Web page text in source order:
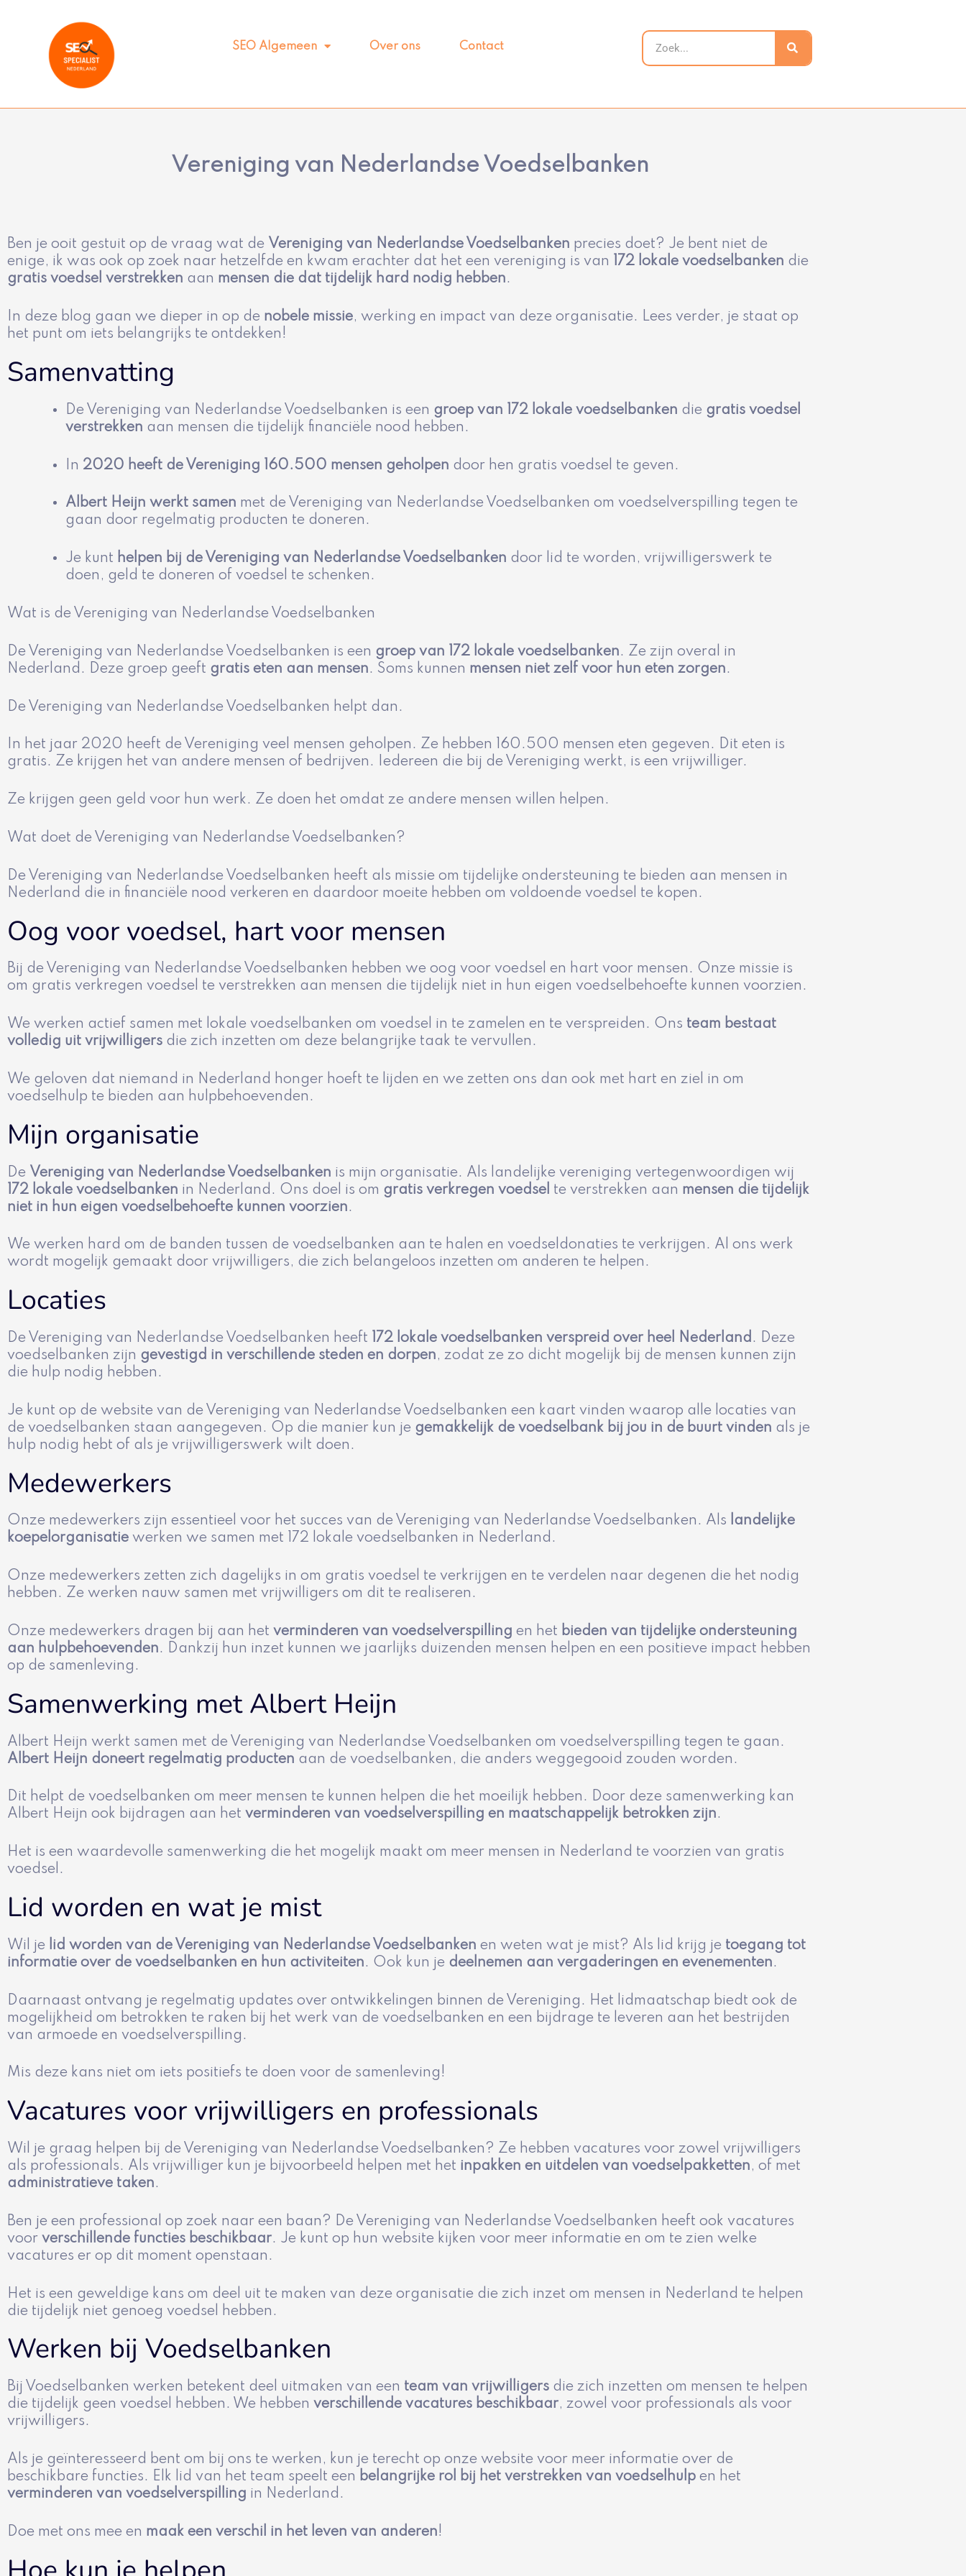
SEO Algemeen Over ons Contact
Zoeken
Vereniging van Nederlandse Voedselbanken
Ben je ooit gestuit op de vraag wat de Vereniging van Nederlandse Voedselbanken precies doet? Je bent niet de
enige, ik was ook op zoek naar hetzelfde en kwam erachter dat het een vereniging is van 172 lokale voedselbanken die
gratis voedsel verstrekken aan mensen die dat tijdelijk hard nodig hebben.
In deze blog gaan we dieper in op de nobele missie, werking en impact van deze organisatie. Lees verder, je staat op
het punt om iets belangrijks te ontdekken!
Samenvatting
De Vereniging van Nederlandse Voedselbanken is een groep van 172 lokale voedselbanken die gratis voedsel
verstrekken aan mensen die tijdelijk financiële nood hebben.
In 2020 heeft de Vereniging 160.500 mensen geholpen door hen gratis voedsel te geven.
Albert Heijn werkt samen met de Vereniging van Nederlandse Voedselbanken om voedselverspilling tegen te
gaan door regelmatig producten te doneren.
Je kunt helpen bij de Vereniging van Nederlandse Voedselbanken door lid te worden, vrijwilligerswerk te
doen, geld te doneren of voedsel te schenken.
Wat is de Vereniging van Nederlandse Voedselbanken
De Vereniging van Nederlandse Voedselbanken is een groep van 172 lokale voedselbanken. Ze zijn overal in
Nederland. Deze groep geeft gratis eten aan mensen. Soms kunnen mensen niet zelf voor hun eten zorgen.
De Vereniging van Nederlandse Voedselbanken helpt dan.
In het jaar 2020 heeft de Vereniging veel mensen geholpen. Ze hebben 160.500 mensen eten gegeven. Dit eten is
gratis. Ze krijgen het van andere mensen of bedrijven. Iedereen die bij de Vereniging werkt, is een vrijwilliger.
Ze krijgen geen geld voor hun werk. Ze doen het omdat ze andere mensen willen helpen.
Wat doet de Vereniging van Nederlandse Voedselbanken?
De Vereniging van Nederlandse Voedselbanken heeft als missie om tijdelijke ondersteuning te bieden aan mensen in
Nederland die in financiële nood verkeren en daardoor moeite hebben om voldoende voedsel te kopen.
Oog voor voedsel, hart voor mensen
Bij de Vereniging van Nederlandse Voedselbanken hebben we oog voor voedsel en hart voor mensen. Onze missie is
om gratis verkregen voedsel te verstrekken aan mensen die tijdelijk niet in hun eigen voedselbehoefte kunnen voorzien.
We werken actief samen met lokale voedselbanken om voedsel in te zamelen en te verspreiden. Ons team bestaat
volledig uit vrijwilligers die zich inzetten om deze belangrijke taak te vervullen.
We geloven dat niemand in Nederland honger hoeft te lijden en we zetten ons dan ook met hart en ziel in om
voedselhulp te bieden aan hulpbehoevenden.
Mijn organisatie
De Vereniging van Nederlandse Voedselbanken is mijn organisatie. Als landelijke vereniging vertegenwoordigen wij
172 lokale voedselbanken in Nederland. Ons doel is om gratis verkregen voedsel te verstrekken aan mensen die tijdelijk
niet in hun eigen voedselbehoefte kunnen voorzien.
We werken hard om de banden tussen de voedselbanken aan te halen en voedseldonaties te verkrijgen. Al ons werk
wordt mogelijk gemaakt door vrijwilligers, die zich belangeloos inzetten om anderen te helpen.
Locaties
De Vereniging van Nederlandse Voedselbanken heeft 172 lokale voedselbanken verspreid over heel Nederland. Deze
voedselbanken zijn gevestigd in verschillende steden en dorpen , zodat ze zo dicht mogelijk bij de mensen kunnen zijn
die hulp nodig hebben.
Je kunt op de website van de Vereniging van Nederlandse Voedselbanken een kaart vinden waarop alle locaties van
de voedselbanken staan aangegeven. Op die manier kun je gemakkelijk de voedselbank bij jou in de buurt vinden als je
hulp nodig hebt of als je vrijwilligerswerk wilt doen.
Medewerkers
Onze medewerkers zijn essentieel voor het succes van de Vereniging van Nederlandse Voedselbanken. Als landelijke
koepelorganisatie werken we samen met 172 lokale voedselbanken in Nederland.
Onze medewerkers zetten zich dagelijks in om gratis voedsel te verkrijgen en te verdelen naar degenen die het nodig
hebben. Ze werken nauw samen met vrijwilligers om dit te realiseren.
Onze medewerkers dragen bij aan het verminderen van voedselverspilling en het bieden van tijdelijke ondersteuning
aan hulpbehoevenden. Dankzij hun inzet kunnen we jaarlijks duizenden mensen helpen en een positieve impact hebben
op de samenleving.
Samenwerking met Albert Heijn
Albert Heijn werkt samen met de Vereniging van Nederlandse Voedselbanken om voedselverspilling tegen te gaan.
Albert Heijn doneert regelmatig producten aan de voedselbanken, die anders weggegooid zouden worden.
Dit helpt de voedselbanken om meer mensen te kunnen helpen die het moeilijk hebben. Door deze samenwerking kan
Albert Heijn ook bijdragen aan het verminderen van voedselverspilling en maatschappelijk betrokken zijn.
Het is een waardevolle samenwerking die het mogelijk maakt om meer mensen in Nederland te voorzien van gratis
voedsel.
Lid worden en wat je mist
Wil je lid worden van de Vereniging van Nederlandse Voedselbanken en weten wat je mist? Als lid krijg je toegang tot
informatie over de voedselbanken en hun activiteiten. Ook kun je deelnemen aan vergaderingen en evenementen.
Daarnaast ontvang je regelmatig updates over ontwikkelingen binnen de Vereniging. Het lidmaatschap biedt ook de
mogelijkheid om betrokken te raken bij het werk van de voedselbanken en een bijdrage te leveren aan het bestrijden
van armoede en voedselverspilling.
Mis deze kans niet om iets positiefs te doen voor de samenleving!
Vacatures voor vrijwilligers en professionals
Wil je graag helpen bij de Vereniging van Nederlandse Voedselbanken? Ze hebben vacatures voor zowel vrijwilligers
als professionals. Als vrijwilliger kun je bijvoorbeeld helpen met het inpakken en uitdelen van voedselpakketten , of met
administratieve taken.
Ben je een professional op zoek naar een baan? De Vereniging van Nederlandse Voedselbanken heeft ook vacatures
voor verschillende functies beschikbaar. Je kunt op hun website kijken voor meer informatie en om te zien welke
vacatures er op dit moment openstaan.
Het is een geweldige kans om deel uit te maken van deze organisatie die zich inzet om mensen in Nederland te helpen
die tijdelijk niet genoeg voedsel hebben.
Werken bij Voedselbanken
Bij Voedselbanken werken betekent deel uitmaken van een team van vrijwilligers die zich inzetten om mensen te helpen
die tijdelijk geen voedsel hebben. We hebben verschillende vacatures beschikbaar, zowel voor professionals als voor
vrijwilligers.
Als je geïnteresseerd bent om bij ons te werken, kun je terecht op onze website voor meer informatie over de
beschikbare functies. Elk lid van het team speelt een belangrijke rol bij het verstrekken van voedselhulp en het
verminderen van voedselverspilling in Nederland.
Doe met ons mee en maak een verschil in het leven van anderen!